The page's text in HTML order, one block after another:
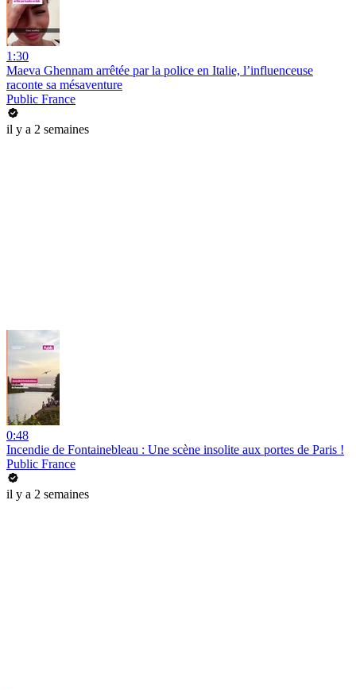
1:30
Maeva Ghennam arrêtée par la police en Italie, l’influenceuse
raconte sa mésaventure
Public France
il y a 2 semaines
0:48
Incendie de Fontainebleau : Une scène insolite aux portes de Paris !
Public France
il y a 2 semaines